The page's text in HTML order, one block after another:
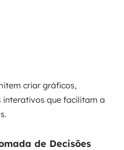
criar gráficos,
que facilitam a
de Decisões